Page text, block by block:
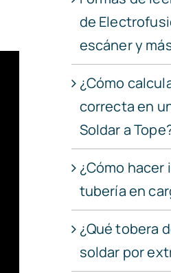
de
escáner y
¿Cómo
correcta en
Soldar a
¿Cómo
tubería en
¿Qué tobera
soldar por